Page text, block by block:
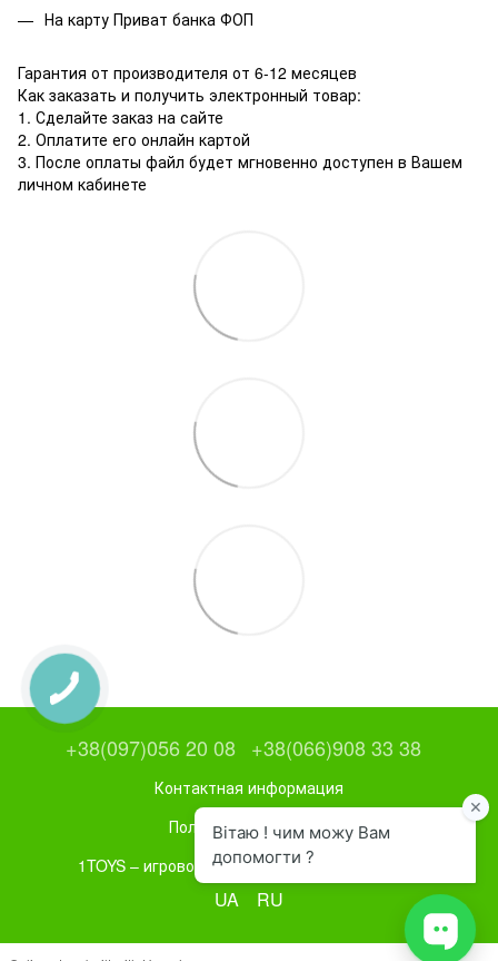
На карту Приват банка ФОП
Гарантия от производителя от 6-12 месяцев
Как заказать и получить электронный товар:
1. Сделайте заказ на сайте
2. Оплатите его онлайн картой
3. После оплаты файл будет мгновенно доступен в Вашем
личном кабинете
+38(097)056 20 08 +38(066)908 33 38
Контактная информация
Полная версия сайта
1TOYS – игровое и спортивное оборудование
UA RU